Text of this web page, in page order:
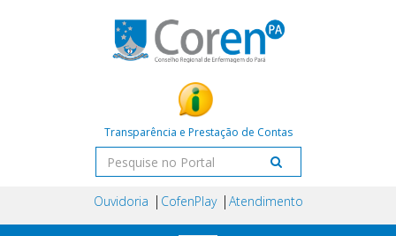
Transparência e Prestação de Contas
Ouvidoria CofenPlay Atendimento